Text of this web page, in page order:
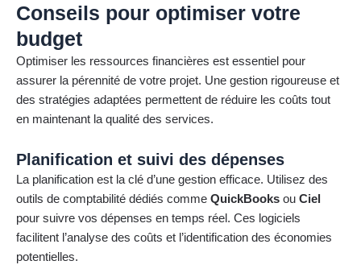
Conseils pour optimiser votre
budget
Optimiser les ressources financières est essentiel pour
assurer la pérennité de votre projet. Une gestion rigoureuse et
des stratégies adaptées permettent de réduire les coûts tout
en maintenant la qualité des services.
Planification et suivi des dépenses
La planification est la clé d’une gestion efficace. Utilisez des
outils de comptabilité dédiés comme QuickBooks ou Ciel
pour suivre vos dépenses en temps réel. Ces logiciels
facilitent l’analyse des coûts et l’identification des économies
potentielles.